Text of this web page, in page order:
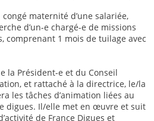
maternité d’une salariée,
d’un-e chargé-e de missions
comprenant 1 mois de tuilage avec
la Président-e et du Conseil
et rattaché à la directrice, le/la
les tâches d’animation liées au
digues. Il/elle met en œuvre et suit
de France Digues et